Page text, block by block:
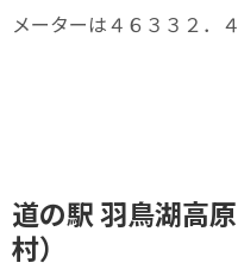
メーターは４６３３２．
道の駅 羽鳥湖高
村）